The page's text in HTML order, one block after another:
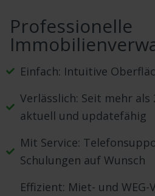
Professionelle
Einfach: Intuitive
Verlässlich: Seit mehr als
aktuell und updatefähig
Mit Service:
Schulungen auf Wunsch
Effizient: Miet- und WEG-